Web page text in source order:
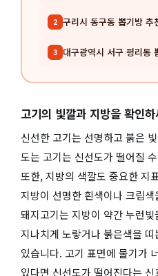
2 구리시 동구동 뽑기방
3 대구광역시 서구 평리동
고기의 빛깔과 지방을 확인
신선한 고기는 선명하고 붉은
도는 고기는 신선도가 떨어질
또한, 지방의 색깔도 중요한 지
지방이 선명한 흰색이나 크림
돼지고기는 지방이 약간 누런
지나치게 노랗거나 붉은색을
있습니다. 고기 표면에 물기가
있다면 신선도가 떨어진다는